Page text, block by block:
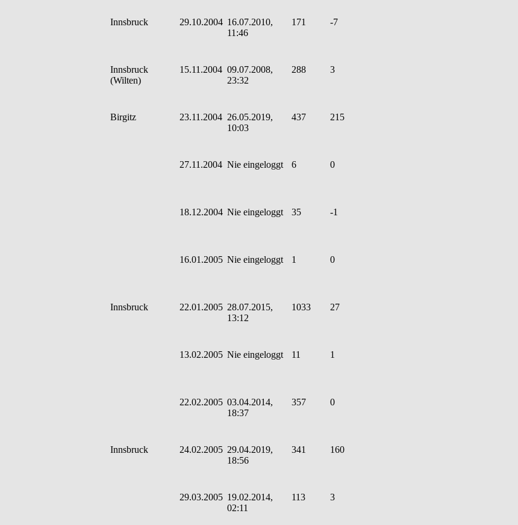
Innsbruck 29.10.2004 16.07.2010,
11:46
171 -7
Innsbruck
(Wilten)
15.11.2004 09.07.2008,
23:32
288 3
Birgitz 23.11.2004 26.05.2019,
10:03
437 215
27.11.2004 Nie eingeloggt 6 0
18.12.2004 Nie eingeloggt 35 -1
16.01.2005 Nie eingeloggt 1 0
Innsbruck 22.01.2005 28.07.2015,
13:12
1033 27
13.02.2005 Nie eingeloggt 11 1
22.02.2005 03.04.2014,
18:37
357 0
Innsbruck 24.02.2005 29.04.2019,
18:56
341 160
29.03.2005 19.02.2014,
02:11
113 3